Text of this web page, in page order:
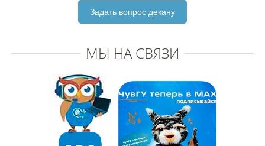
Задать вопрос декану
МЫ НА СВЯЗИ